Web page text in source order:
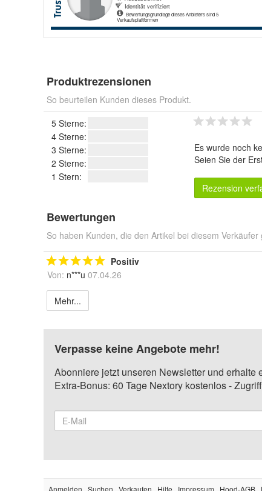
Produktrezensionen
So beurteilen Kunden dieses Produkt.
5 Sterne:
4 Sterne:
3 Sterne:
2 Sterne:
1 Stern:
Es wurde noch
Seien Sie der
Rezension
Bewertungen
So haben Kunden, die den Artikel bei diesem
Positiv
Von: n***u 07.04.26
Mehr...
Verpasse keine Angebote mehr!
Abonniere jetzt unseren Newsletter und
Extra-Bonus: 60 Tage Nextory kostenlos -
Anmelden Suchen Verkaufen Hilfe Impressum Hood-AGB